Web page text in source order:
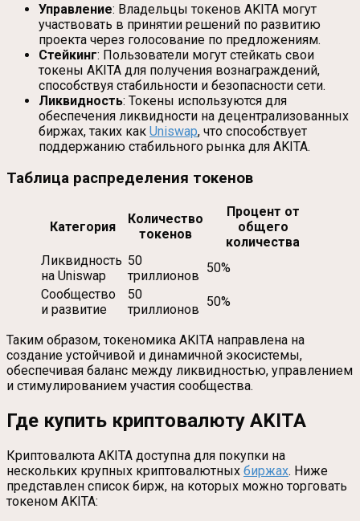
Управление: Владельцы токенов AKITA могут
участвовать в принятии решений по развитию
проекта через голосование по предложениям.
Стейкинг: Пользователи могут стейкать свои
токены AKITA для получения вознаграждений,
способствуя стабильности и безопасности сети.
Ликвидность: Токены используются для
обеспечения ликвидности на децентрализованных
биржах, таких как Uniswap, что способствует
поддержанию стабильного рынка для AKITA.
Таблица распределения токенов
Категория
Количество
токенов
Процент от
общего
количества
Ликвидность
на Uniswap
50
триллионов
50%
Сообщество
и развитие
50
триллионов
50%
Таким образом, токеномика AKITA направлена на
создание устойчивой и динамичной экосистемы,
обеспечивая баланс между ликвидностью, управлением
и стимулированием участия сообщества.
Где купить криптовалюту AKITA
Криптовалюта AKITA доступна для покупки на
нескольких крупных криптовалютных биржах. Ниже
представлен список бирж, на которых можно торговать
токеном AKITA: